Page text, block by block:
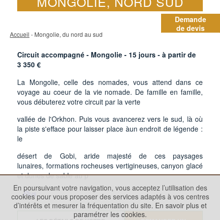
Demande
de devis
Accueil - Mongolie, du nord au sud
Circuit accompagné - Mongolie - 15 jours - à partir de
3 350 €
La Mongolie, celle des nomades, vous attend dans ce
voyage au coeur de la vie nomade. De famille en famille,
vous débuterez votre circuit par la verte
vallée de l'Orkhon. Puis vous avancerez vers le sud, là où
la piste s'efface pour laisser place àun endroit de légende :
le
désert de Gobi, aride majesté de ces paysages
lunaires, formations rocheuses vertigineuses, canyon glacé
et dunes de sable au p
...Plus
En poursuivant votre navigation, vous acceptez l’utilisation des
cookies pour vous proposer des services adaptés à vos centres
d’intérêts et mesurer la fréquentation du site. En savoir plus et
paramétrer les cookies.